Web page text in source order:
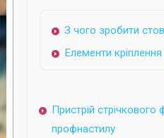
З чого зробити
Елементи кріплення
Пристрій
профнастилу